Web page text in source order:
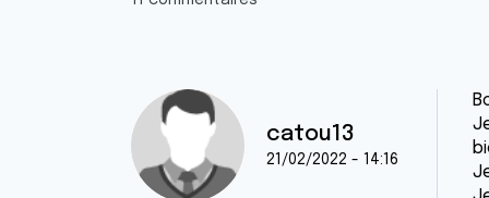
catou13
21/02/2022 - 14:16